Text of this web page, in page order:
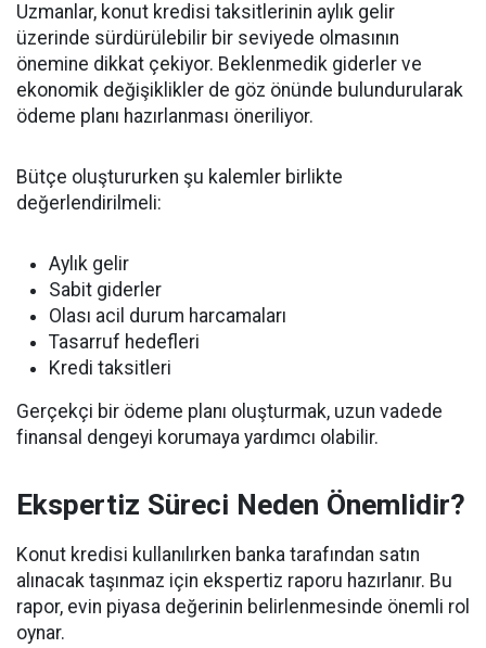
Uzmanlar, konut kredisi taksitlerinin aylık gelir
üzerinde sürdürülebilir bir seviyede olmasının
önemine dikkat çekiyor. Beklenmedik giderler ve
ekonomik değişiklikler de göz önünde bulundurularak
ödeme planı hazırlanması öneriliyor.
Bütçe oluştururken şu kalemler birlikte
değerlendirilmeli:
Aylık gelir
Sabit giderler
Olası acil durum harcamaları
Tasarruf hedefleri
Kredi taksitleri
Gerçekçi bir ödeme planı oluşturmak, uzun vadede
finansal dengeyi korumaya yardımcı olabilir.
Ekspertiz Süreci Neden Önemlidir?
Konut kredisi kullanılırken banka tarafından satın
alınacak taşınmaz için ekspertiz raporu hazırlanır. Bu
rapor, evin piyasa değerinin belirlenmesinde önemli rol
oynar.